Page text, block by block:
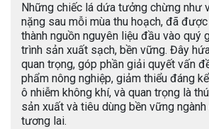
Những chiếc lá dứa tưởng chừng như
nặng sau mỗi mùa thu hoạch, đã
thành nguồn nguyên liệu đầu vào quý
trình sản xuất sạch, bền vững. Đây
quan trọng, góp phần giải quyết vấn
phẩm nông nghiệp, giảm thiểu đáng
ô nhiễm không khí, và quan trọng là
sản xuất và tiêu dùng bền vững
tương lai.